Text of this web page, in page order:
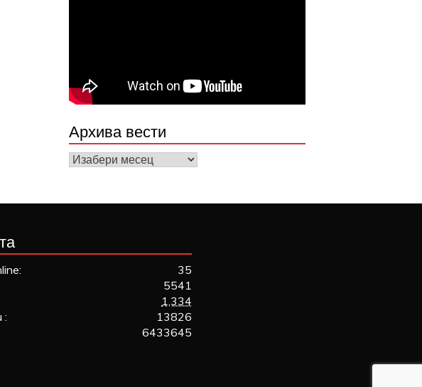
Архива вести
Архива
35
5541
1,334
13826
:
6433645